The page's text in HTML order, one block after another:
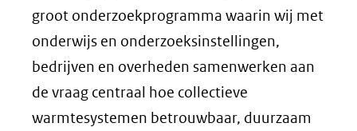
groot onderzoekprogramma waarin wij met
onderwijs en onderzoeksinstellingen,
bedrijven en overheden samenwerken aan
de vraag centraal hoe collectieve
warmtesystemen betrouwbaar, duurzaam